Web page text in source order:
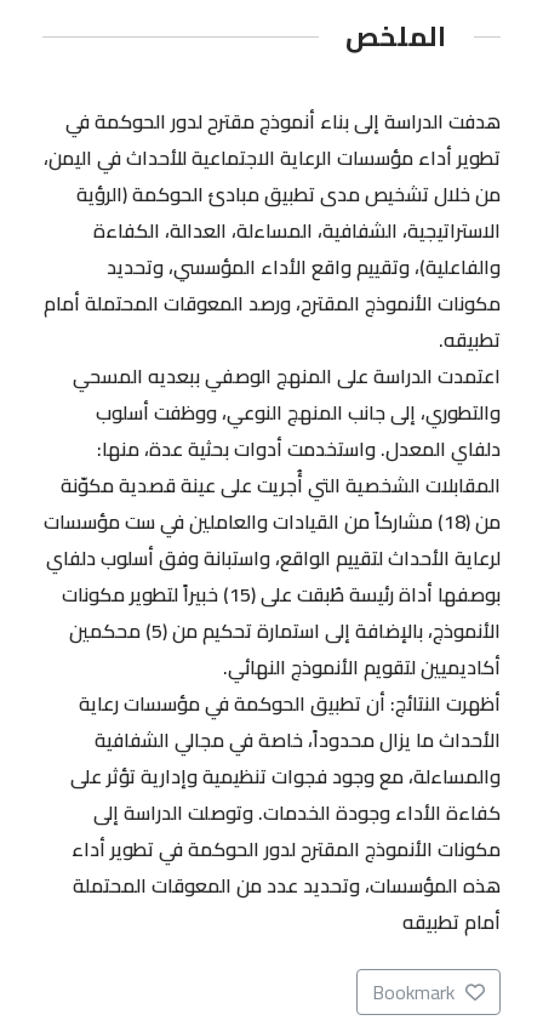
الملخص
هدفت الدراسة إلى بناء أنموذج مقترح لدور الحوكمة في
تطوير أداء مؤسسات الرعاية الاجتماعية للأحداث في اليمن،
من خلال تشخيص مدى تطبيق مبادئ الحوكمة (الرؤية
الاستراتيجية، الشفافية، المساءلة، العدالة، الكفاءة
والفاعلية)، وتقييم واقع الأداء المؤسسي، وتحديد
مكونات الأنموذج المقترح، ورصد المعوقات المحتملة أمام
تطبيقه.
اعتمدت الدراسة على المنهج الوصفي ببعديه المسحي
والتطوري، إلى جانب المنهج النوعي، ووظفت أسلوب
دلفاي المعدل. واستخدمت أدوات بحثية عدة، منها:
المقابلات الشخصية التي أُجريت على عينة قصدية مكوّنة
من (18) مشاركاً من القيادات والعاملين في ست مؤسسات
لرعاية الأحداث لتقييم الواقع، واستبانة وفق أسلوب دلفاي
بوصفها أداة رئيسة طُبقت على (15) خبيراً لتطوير مكونات
الأنموذج، بالإضافة إلى استمارة تحكيم من (5) محكمين
أكاديميين لتقويم الأنموذج النهائي.
أظهرت النتائج: أن تطبيق الحوكمة في مؤسسات رعاية
الأحداث ما يزال محدوداً، خاصة في مجالي الشفافية
والمساءلة، مع وجود فجوات تنظيمية وإدارية تؤثر على
كفاءة الأداء وجودة الخدمات. وتوصلت الدراسة إلى
مكونات الأنموذج المقترح لدور الحوكمة في تطوير أداء
هذه المؤسسات، وتحديد عدد من المعوقات المحتملة
أمام تطبيقه
Bookmark